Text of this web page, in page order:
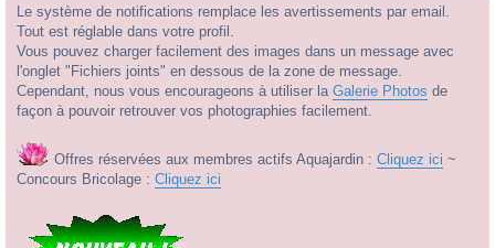
Le système de notifications remplace les avertissements par email.
Tout est réglable dans votre profil.
Vous pouvez charger facilement des images dans un message avec
l'onglet "Fichiers joints" en dessous de la zone de message.
Cependant, nous vous encourageons à utiliser la Galerie Photos de
façon à pouvoir retrouver vos photographies facilement.
Offres réservées aux membres actifs Aquajardin : Cliquez ici ~
Concours Bricolage : Cliquez ici